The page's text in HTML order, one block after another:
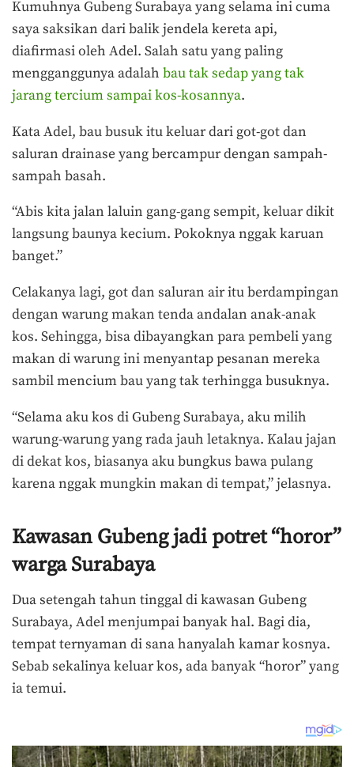
Kumuhnya Gubeng Surabaya yang selama ini cuma
saya saksikan dari balik jendela kereta api,
diafirmasi oleh Adel. Salah satu yang paling
mengganggunya adalah bau tak sedap yang tak
jarang tercium sampai kos-kosannya.
Kata Adel, bau busuk itu keluar dari got-got dan
saluran drainase yang bercampur dengan sampah-
sampah basah.
“Abis kita jalan laluin gang-gang sempit, keluar dikit
langsung baunya kecium. Pokoknya nggak karuan
banget.”
Celakanya lagi, got dan saluran air itu berdampingan
dengan warung makan tenda andalan anak-anak
kos. Sehingga, bisa dibayangkan para pembeli yang
makan di warung ini menyantap pesanan mereka
sambil mencium bau yang tak terhingga busuknya.
“Selama aku kos di Gubeng Surabaya, aku milih
warung-warung yang rada jauh letaknya. Kalau jajan
di dekat kos, biasanya aku bungkus bawa pulang
karena nggak mungkin makan di tempat,” jelasnya.
Kawasan Gubeng jadi potret “horor”
warga Surabaya
Dua setengah tahun tinggal di kawasan Gubeng
Surabaya, Adel menjumpai banyak hal. Bagi dia,
tempat ternyaman di sana hanyalah kamar kosnya.
Sebab sekalinya keluar kos, ada banyak “horor” yang
ia temui.